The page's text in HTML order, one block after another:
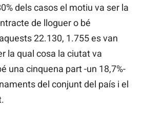
dels casos el motiu va ser la
de lloguer o bé
22.130, 1.755 es van
la qual cosa la ciutat va
una cinquena part -un 18,7%-
del conjunt del país i el